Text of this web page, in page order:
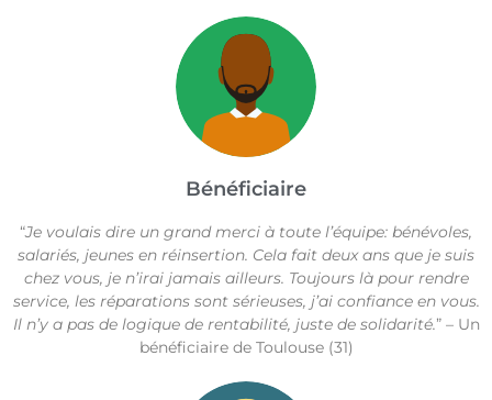
Bénéficiaire
“Je voulais dire un grand merci à toute l’équipe: bénévoles,
salariés, jeunes en réinsertion. Cela fait deux ans que je suis
chez vous, je n’irai jamais ailleurs. Toujours là pour rendre
service, les réparations sont sérieuses, j’ai confiance en vous.
Il n’y a pas de logique de rentabilité, juste de solidarité.” – Un
bénéficiaire de Toulouse (31)